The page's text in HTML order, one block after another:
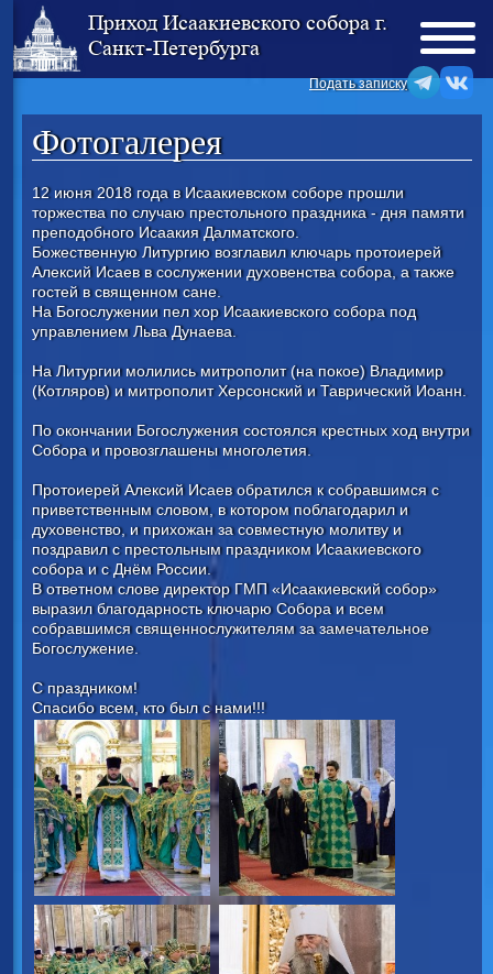
Приход Исаакиевского собора г.
Санкт-Петербурга
Подать записку
Фотогалерея
12 июня 2018 года в Исаакиевском соборе прошли
торжества по случаю престольного праздника - дня памяти
преподобного Исаакия Далматского.
Божественную Литургию возглавил ключарь протоиерей
Алексий Исаев в сослужении духовенства собора, а также
гостей в священном сане.
На Богослужении пел хор Исаакиевского собора под
управлением Льва Дунаева.
На Литургии молились митрополит (на покое) Владимир
(Котляров) и митрополит Херсонский и Таврический Иоанн.
По окончании Богослужения состоялся крестных ход внутри
Собора и провозглашены многолетия.
Протоиерей Алексий Исаев обратился к собравшимся с
приветственным словом, в котором поблагодарил и
духовенство, и прихожан за совместную молитву и
поздравил с престольным праздником Исаакиевского
собора и с Днём России.
В ответном слове директор ГМП «Исаакиевский собор»
выразил благодарность ключарю Собора и всем
собравшимся священнослужителям за замечательное
Богослужение.
С праздником!
Спасибо всем, кто был с нами!!!